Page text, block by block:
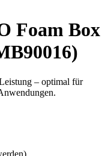
Foam Box
– optimal für